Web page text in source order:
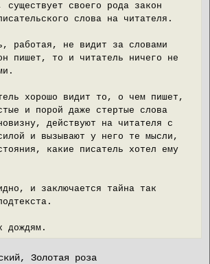
существует своего рода закон
слова на читателя.
работая, не видит за словами
пишет, то и читатель ничего не
хорошо видит то, о чем пишет,
и порой даже стертые слова
действуют на читателя с
и вызывают у него те мысли,
какие писатель хотел ему
и заключается тайна так
дождям.
Золотая роза